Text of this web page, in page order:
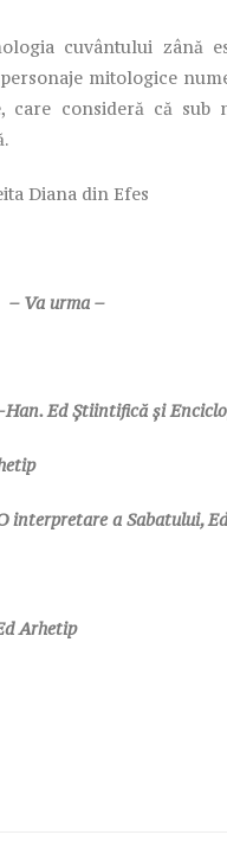
cuvântului zână
mitologice
consideră că sub
– Va urma –
Ed Ştiintifică şi
interpretare a Sabatului,
Arhetip